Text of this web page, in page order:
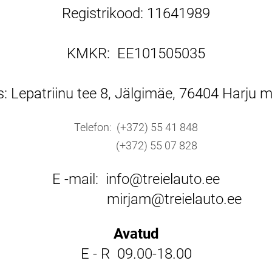
Registrikood: 11641989
KMKR: EE101505035
Lepatriinu tee 8, Jälgimäe, 76404 Harju
Telefon: (+372) 55 41 848
(+372) 55 07 828
E -mail: info@treielauto.ee
mirjam@treielauto.ee
Avatud
E - R 09.00-18.00